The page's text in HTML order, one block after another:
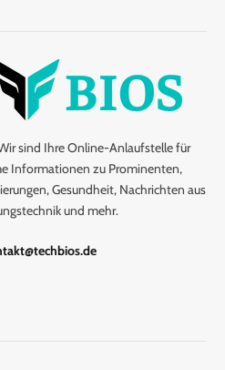
sind Ihre Online-Anlaufstelle für
Informationen zu Prominenten,
Gesundheit, Nachrichten aus
und mehr.